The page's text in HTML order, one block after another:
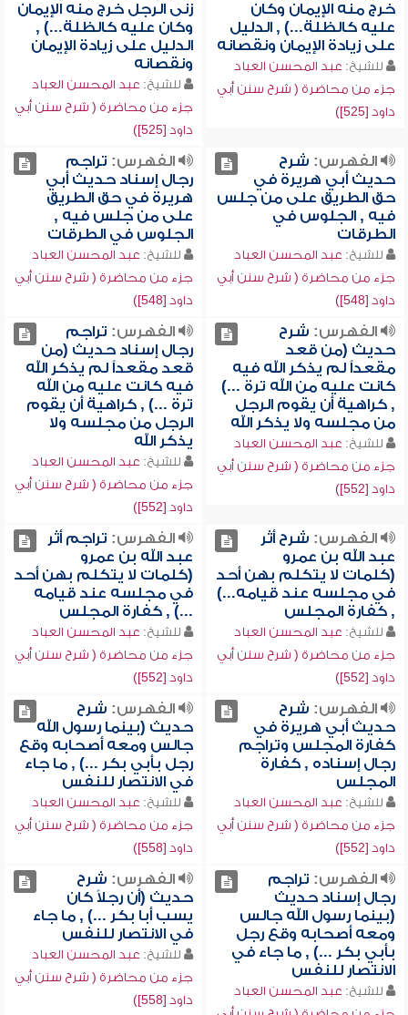
خرج منه الإيمان وكان
عليه كالظلة...) , الدليل
على زيادة الإيمان ونقصانه
للشيخ: عبد المحسن العباد
جزء من محاضرة ( شرح سنن أبي
داود [525])
زنى الرجل خرج منه الإيمان
وكان عليه كالظلة...) ,
الدليل على زيادة الإيمان
ونقصانه
للشيخ: عبد المحسن العباد
جزء من محاضرة ( شرح سنن أبي
داود [525])
الفهرس: شرح
حديث أبي هريرة في
حق الطريق على من جلس
فيه , الجلوس في
الطرقات
للشيخ: عبد المحسن العباد
جزء من محاضرة ( شرح سنن أبي
داود [548])
الفهرس: تراجم
رجال إسناد حديث أبي
هريرة في حق الطريق
على من جلس فيه ,
الجلوس في الطرقات
للشيخ: عبد المحسن العباد
جزء من محاضرة ( شرح سنن أبي
داود [548])
الفهرس: شرح
حديث (من قعد
مقعداً لم يذكر الله فيه
كانت عليه من الله ترة ...)
, كراهية أن يقوم الرجل
من مجلسه ولا يذكر الله
للشيخ: عبد المحسن العباد
جزء من محاضرة ( شرح سنن أبي
داود [552])
الفهرس: تراجم
رجال إسناد حديث (من
قعد مقعداً لم يذكر الله
فيه كانت عليه من الله
ترة ...) , كراهية أن يقوم
الرجل من مجلسه ولا
يذكر الله
للشيخ: عبد المحسن العباد
جزء من محاضرة ( شرح سنن أبي
داود [552])
الفهرس: شرح أثر
عبد الله بن عمرو
(كلمات لا يتكلم بهن أحد
في مجلسه عند قيامه...)
, كفارة المجلس
للشيخ: عبد المحسن العباد
جزء من محاضرة ( شرح سنن أبي
داود [552])
الفهرس: تراجم أثر
عبد الله بن عمرو
(كلمات لا يتكلم بهن أحد
في مجلسه عند قيامه
...) , كفارة المجلس
للشيخ: عبد المحسن العباد
جزء من محاضرة ( شرح سنن أبي
داود [552])
الفهرس: شرح
حديث أبي هريرة في
كفارة المجلس وتراجم
رجال إسناده , كفارة
المجلس
للشيخ: عبد المحسن العباد
جزء من محاضرة ( شرح سنن أبي
داود [552])
الفهرس: شرح
حديث (بينما رسول الله
جالس ومعه أصحابه وقع
رجل بأبي بكر ...) , ما جاء
في الانتصار للنفس
للشيخ: عبد المحسن العباد
جزء من محاضرة ( شرح سنن أبي
داود [558])
الفهرس: تراجم
رجال إسناد حديث
(بينما رسول الله جالس
ومعه أصحابه وقع رجل
بأبي بكر ...) , ما جاء في
الانتصار للنفس
للشيخ: عبد المحسن العباد
الفهرس: شرح
حديث (أن رجلاً كان
يسب أبا بكر ...) , ما جاء
في الانتصار للنفس
للشيخ: عبد المحسن العباد
جزء من محاضرة ( شرح سنن أبي
داود [558])